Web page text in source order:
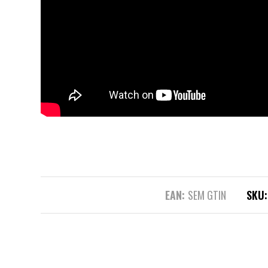
EAN: SEM GTIN SKU: